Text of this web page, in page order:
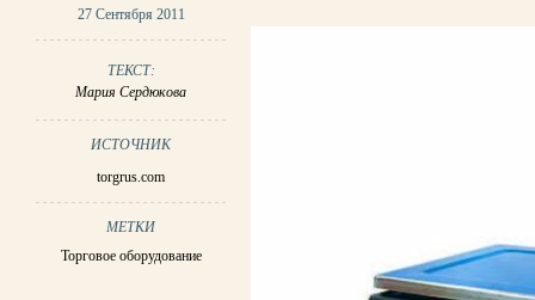
27 Сентября 2011
ТЕКСТ:
Мария Сердюкова
ИСТОЧНИК
torgrus.com
МЕТКИ
Торговое оборудование